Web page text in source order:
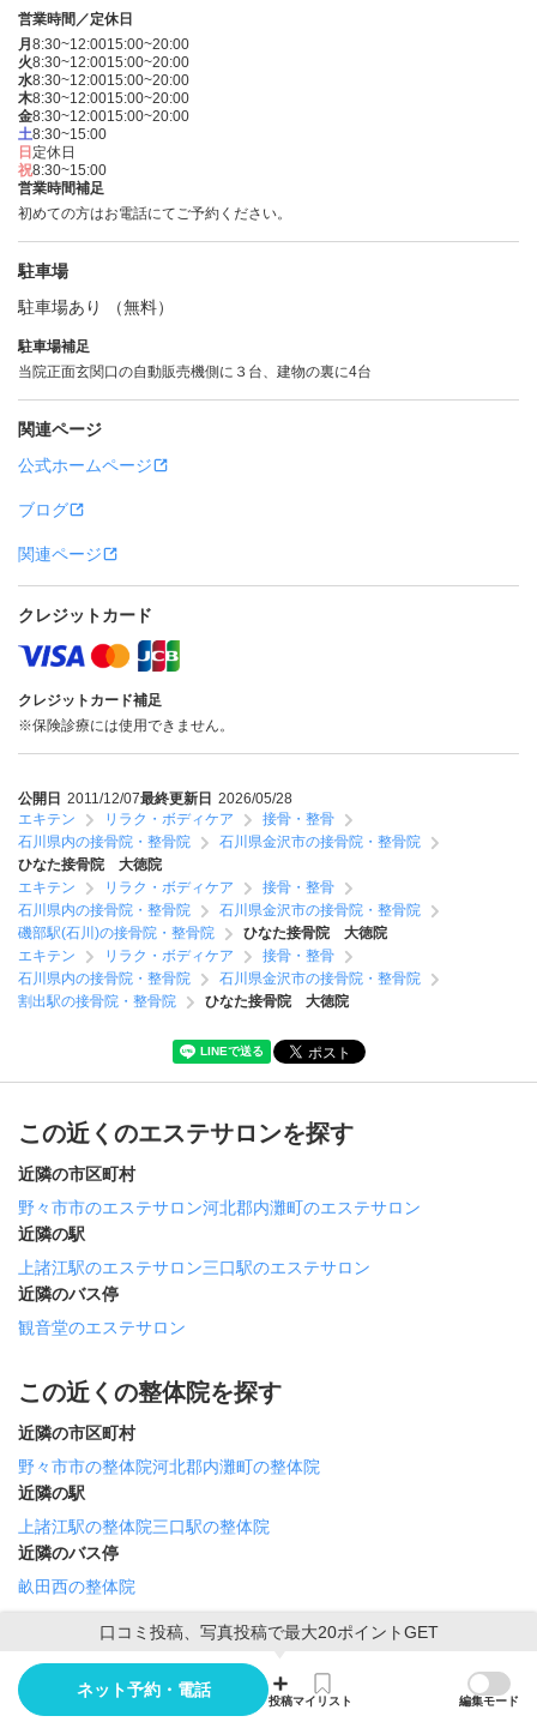
営業時間／定休日
月 8:30~12:0015:00~20:00
火8:30~12:0015:00~20:00
水8:30~12:0015:00~20:00
木8:30~12:0015:00~20:00
金8:30~12:0015:00~20:00
土8:30~15:00
日 定休日
祝8:30~15:00
営業時間補足
初めての方はお電話にてご予約ください。
駐車場
駐車場あり （無料）
駐車場補足
当院正面玄関口の自動販売機側に３台、建物の裏に4台
関連ページ
公式ホームページ
ブログ
関連ページ
クレジットカード
クレジットカード補足
※保険診療には使用できません。
公開日 2011/12/07最終更新日 2026/05/28
エキテン
リラク・ボディケア
接骨・整骨
石川県内の接骨院・整骨院
石川県金沢市の接骨院・整骨院
ひなた接骨院 大徳院
エキテン
リラク・ボディケア
接骨・整骨
石川県内の接骨院・整骨院
石川県金沢市の接骨院・整骨院
磯部駅(石川)の接骨院・整骨院
ひなた接骨院 大徳院
エキテン
リラク・ボディケア
接骨・整骨
石川県内の接骨院・整骨院
石川県金沢市の接骨院・整骨院
割出駅の接骨院・整骨院
ひなた接骨院 大徳院
この近くのエステサロンを探す
近隣の市区町村
野々市市のエステサロン河北郡内灘町のエステサロン
近隣の駅
上諸江駅のエステサロン三口駅のエステサロン
近隣のバス停
観音堂のエステサロン
この近くの整体院を探す
近隣の市区町村
野々市市の整体院河北郡内灘町の整体院
近隣の駅
上諸江駅の整体院三口駅の整体院
近隣のバス停
畝田西の整体院
近隣の市区町村
口コミ投稿、写真投稿で最大20ポイントGET
ネット予約・電話
投稿マイリスト 編集モード